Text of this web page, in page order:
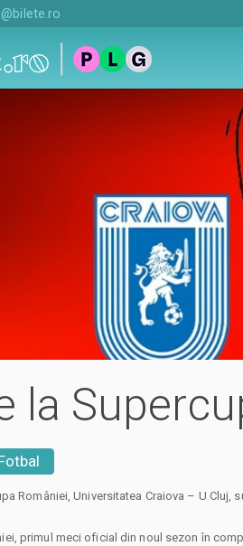
la
României, Universitatea Craiova – U Cluj,
primul meci oficial din noul sezon în